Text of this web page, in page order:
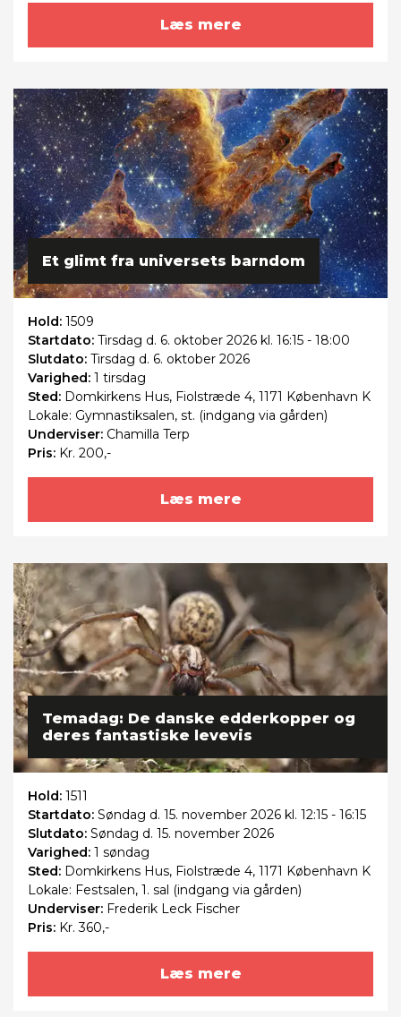
Læs mere
Et glimt fra universets barndom
Hold: 1509
Startdato: Tirsdag d. 6. oktober 2026 kl. 16:15 - 18:00
Slutdato: Tirsdag d. 6. oktober 2026
Varighed: 1 tirsdag
Sted: Domkirkens Hus, Fiolstræde 4, 1171 København K
Lokale: Gymnastiksalen, st. (indgang via gården)
Underviser: Chamilla Terp
Pris: Kr. 200,-
Læs mere
Temadag: De danske edderkopper og
deres fantastiske levevis
Hold: 1511
Startdato: Søndag d. 15. november 2026 kl. 12:15 - 16:15
Slutdato: Søndag d. 15. november 2026
Varighed: 1 søndag
Sted: Domkirkens Hus, Fiolstræde 4, 1171 København K
Lokale: Festsalen, 1. sal (indgang via gården)
Underviser: Frederik Leck Fischer
Pris: Kr. 360,-
Læs mere